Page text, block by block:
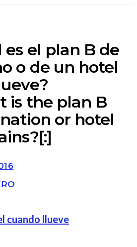
es el plan B de
o de un hotel
is the plan B
or hotel